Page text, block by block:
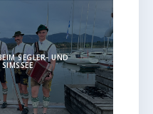
SEGLER- UND